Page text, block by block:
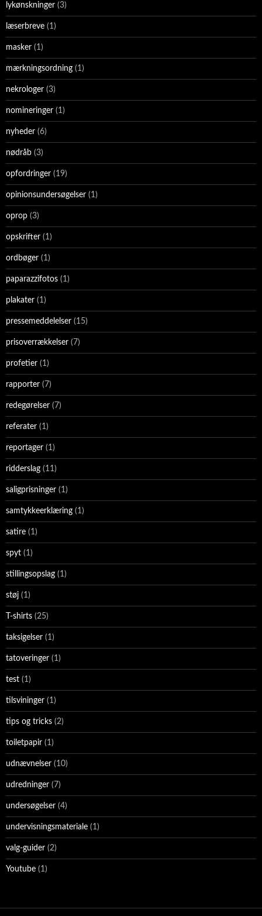
lykønskninger (3)
læserbreve (1)
masker (1)
mærkningsordning (1)
nekrologer (3)
nomineringer (1)
nyheder (6)
nødråb (3)
opfordringer (19)
opinionsundersøgelser (1)
oprop (3)
opskrifter (1)
ordbøger (1)
paparazzifotos (1)
plakater (1)
pressemeddelelser (15)
prisoverrækkelser (7)
profetier (1)
rapporter (7)
redegørelser (7)
referater (1)
reportager (1)
ridderslag (11)
saligprisninger (1)
samtykkeerklæring (1)
satire (1)
spyt (1)
stillingsopslag (1)
støj (1)
T-shirts (25)
taksigelser (1)
tatoveringer (1)
test (1)
tilsvininger (1)
tips og tricks (2)
toiletpapir (1)
udnævnelser (10)
udredninger (7)
undersøgelser (4)
undervisningsmateriale (1)
valg-guider (2)
Youtube (1)